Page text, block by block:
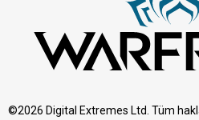
©2026 Digital Extremes Ltd. Tüm